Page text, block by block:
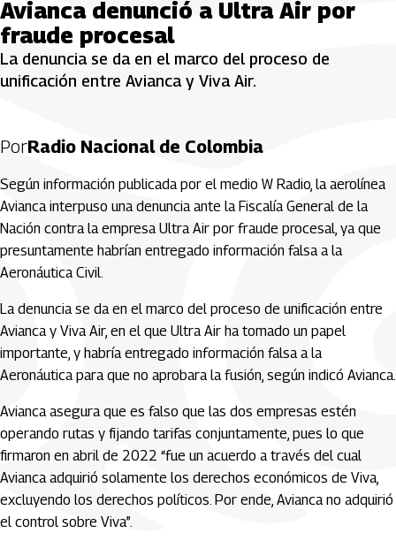
Avianca denunció a Ultra Air por
fraude procesal
La denuncia se da en el marco del proceso de
unificación entre Avianca y Viva Air.
PorRadio Nacional de Colombia
Según información publicada por el medio W Radio, la aerolínea
Avianca interpuso una denuncia ante la Fiscalía General de la
Nación contra la empresa Ultra Air por fraude procesal, ya que
presuntamente habrían entregado información falsa a la
Aeronáutica Civil.
La denuncia se da en el marco del proceso de unificación entre
Avianca y Viva Air, en el que Ultra Air ha tomado un papel
importante, y habría entregado información falsa a la
Aeronáutica para que no aprobara la fusión, según indicó Avianca.
Avianca asegura que es falso que las dos empresas estén
operando rutas y fijando tarifas conjuntamente, pues lo que
firmaron en abril de 2022 “fue un acuerdo a través del cual
Avianca adquirió solamente los derechos económicos de Viva,
excluyendo los derechos políticos. Por ende, Avianca no adquirió
el control sobre Viva”.